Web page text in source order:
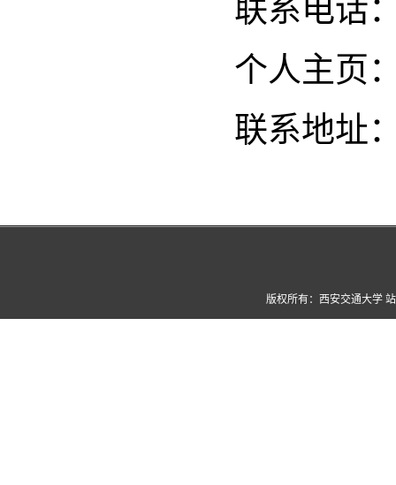
联系电话
个人主页
联系地址
版权所有：西安交通大学